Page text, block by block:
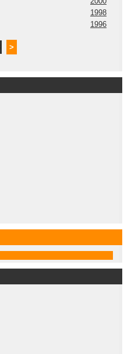
1998
1996
>